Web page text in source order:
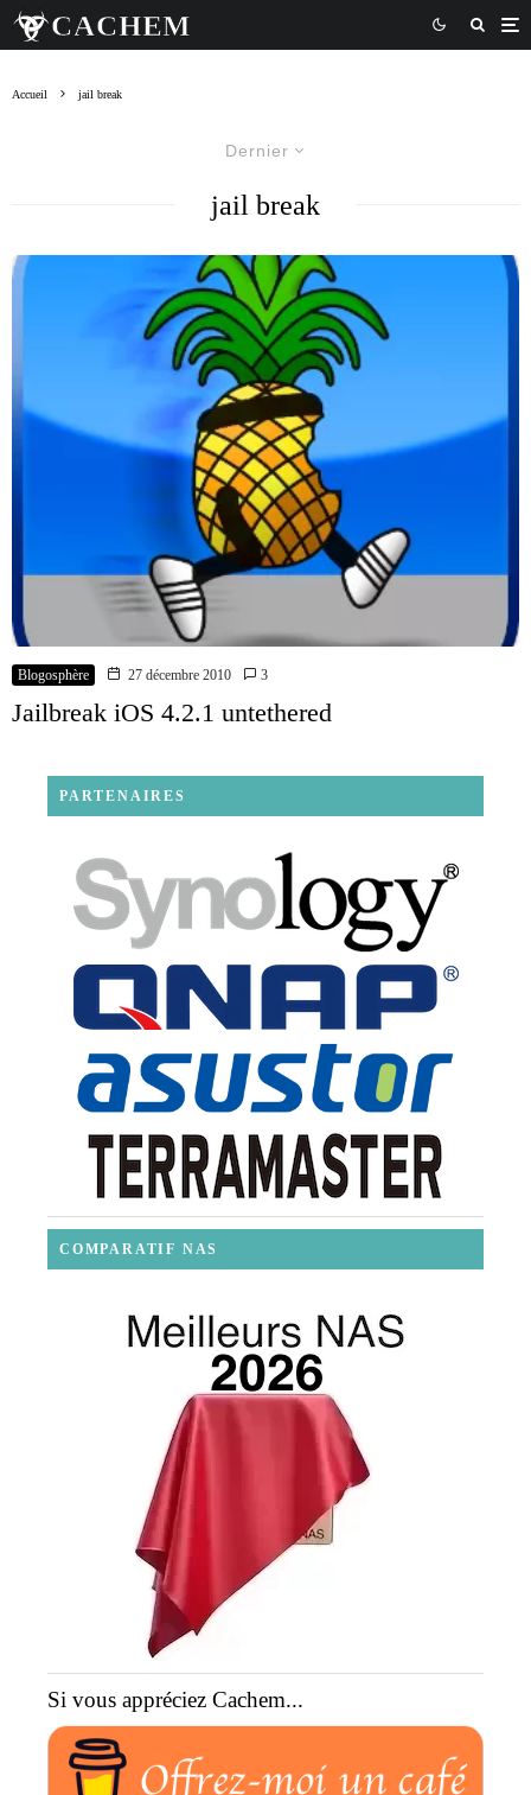
Accueil jail break
Dernier
jail break
Blogosphère 27 décembre 2010 3
Jailbreak iOS 4.2.1 untethered
PARTENAIRES
COMPARATIF NAS
Si vous appréciez Cachem...